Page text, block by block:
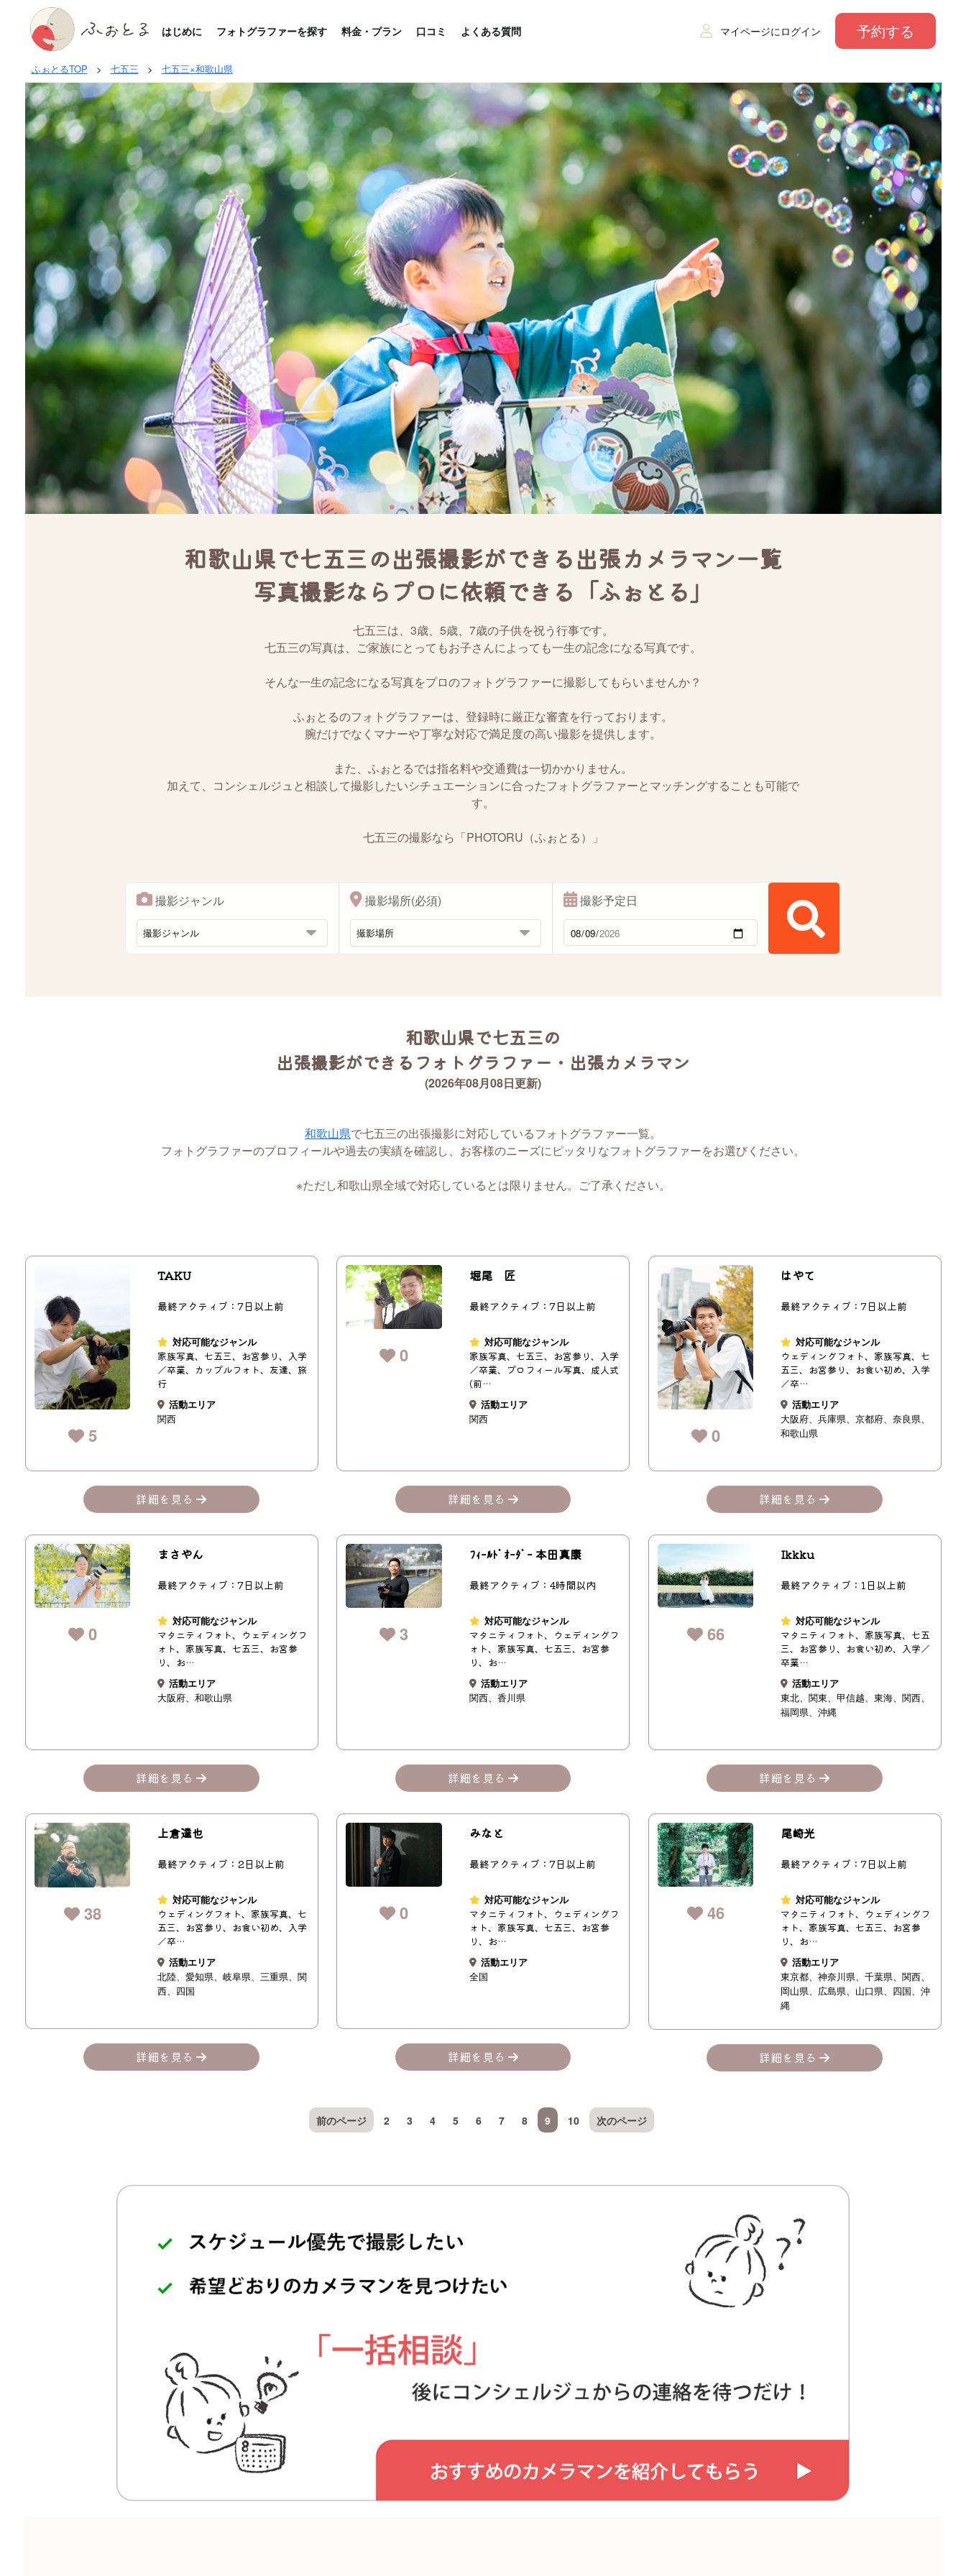
はじめに フォトグラファーを探す 料金・プラン 口コミ よくある質問 マイページにログイン 予約する
ふぉとるTOP > 七五三 > 七五三×和歌山県
和歌山県で七五三の出張撮影ができる出張カメラマン一覧
写真撮影ならプロに依頼できる「ふぉとる」
七五三は、3歳、5歳、7歳の子供を祝う行事です。
七五三の写真は、ご家族にとってもお子さんによっても一生の記念になる写真です。
そんな一生の記念になる写真をプロのフォトグラファーに撮影してもらいませんか？
ふぉとるのフォトグラファーは、登録時に厳正な審査を行っております。
腕だけでなくマナーや丁寧な対応で満足度の高い撮影を提供します。
また、ふぉとるでは指名料や交通費は一切かかりません。
加えて、コンシェルジュと相談して撮影したいシチュエーションに合ったフォトグラファーとマッチングすることも可能で
す。
七五三の撮影なら「PHOTORU（ふぉとる）」
撮影ジャンル 撮影場所(必須) 撮影予定日
和歌山県で七五三の
出張撮影ができるフォトグラファー・出張カメラマン
(2026年08月08日更新)
和歌山県で七五三の出張撮影に対応しているフォトグラファー一覧。
フォトグラファーのプロフィールや過去の実績を確認し、お客様のニーズにピッタリなフォトグラファーをお選びください。
※ただし和歌山県全域で対応しているとは限りません。ご了承ください。
5
TAKU
最終アクティブ：7日以上前
対応可能なジャンル
家族写真、七五三、お宮参り、入学
／卒業、カップルフォト、友達、旅
行
活動エリア
関西
詳細を見る
0
堀尾 匠
最終アクティブ：7日以上前
対応可能なジャンル
家族写真、七五三、お宮参り、入学
／卒業、プロフィール写真、成人式
(前…
活動エリア
関西
詳細を見る
0
はやて
最終アクティブ：7日以上前
対応可能なジャンル
ウェディングフォト、家族写真、七
五三、お宮参り、お食い初め、入学
／卒…
活動エリア
大阪府
兵庫県 京都府
奈良県
和歌山県
詳細を見る
0
まさやん
最終アクティブ：7日以上前
対応可能なジャンル
マタニティフォト、ウェディングフ
ォト、家族写真、七五三、お宮参
り、お…
活動エリア
大阪府
和歌山県
詳細を見る
3
ﾌｨｰﾙﾄﾞｵｰﾀﾞｰ 本田真康
最終アクティブ：4時間以内
対応可能なジャンル
マタニティフォト、ウェディングフ
ォト、家族写真、七五三、お宮参
り、お…
活動エリア
関西
香川県
詳細を見る
66
Ikkku
最終アクティブ：1日以上前
対応可能なジャンル
マタニティフォト、家族写真、七五
三、お宮参り、お食い初め、入学／
卒業…
活動エリア
東北
関東 甲信越 東海
関西
福岡県
沖縄
詳細を見る
38
上倉達也
最終アクティブ：2日以上前
対応可能なジャンル
ウェディングフォト、家族写真、七
五三、お宮参り、お食い初め、入学
／卒…
活動エリア
北陸
愛知県 岐阜県 三重県
関
西
四国
詳細を見る
0
みなと
最終アクティブ：7日以上前
対応可能なジャンル
マタニティフォト、ウェディングフ
ォト、家族写真、七五三、お宮参
り、お…
活動エリア
全国
詳細を見る
46
尾崎光
最終アクティブ：7日以上前
対応可能なジャンル
マタニティフォト、ウェディングフ
ォト、家族写真、七五三、お宮参
り、お…
活動エリア
東京都
神奈川県 千葉県
関西
岡山県
広島県 山口県 四国
沖
縄
詳細を見る
前のページ 2 3 4 5 6 7 8 9 10 次のページ